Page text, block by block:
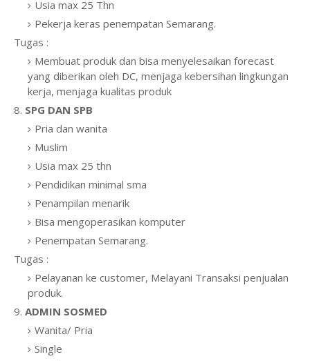
Usia max 25 Thn
Pekerja keras penempatan Semarang.
Tugas :
Membuat produk dan bisa menyelesaikan forecast
yang diberikan oleh DC, menjaga kebersihan lingkungan
kerja, menjaga kualitas produk
8. SPG DAN SPB
Pria dan wanita
Muslim
Usia max 25 thn
Pendidikan minimal sma
Penampilan menarik
Bisa mengoperasikan komputer
Penempatan Semarang.
Tugas :
Pelayanan ke customer, Melayani Transaksi penjualan
produk.
9. ADMIN SOSMED
Wanita/ Pria
Single